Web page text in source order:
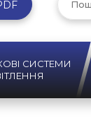
СИСТЕМИ